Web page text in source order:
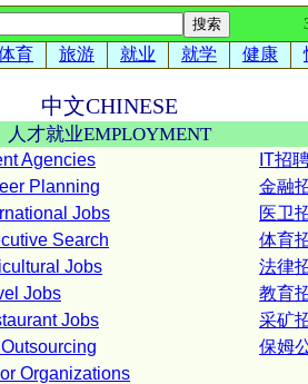
育 旅游 就业 就学 健康
中文CHINESE
人才就业EMPLOYMENT
Agencies
Planning
Jobs
Search
Jobs
Jobs
Jobs
Organizations
IT招
金融
医卫
体育
法律
教育
采矿
保姆